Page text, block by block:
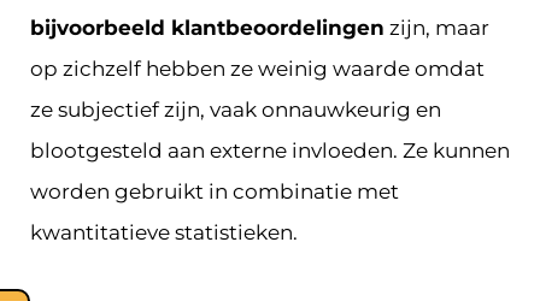
bijvoorbeeld klantbeoordelingen zijn, maar
op zichzelf hebben ze weinig waarde omdat
ze subjectief zijn, vaak onnauwkeurig en
blootgesteld aan externe invloeden. Ze kunnen
worden gebruikt in combinatie met
kwantitatieve statistieken.